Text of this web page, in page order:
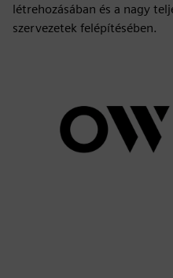
létrehozásában és a nagy
szervezetek felépítésében.